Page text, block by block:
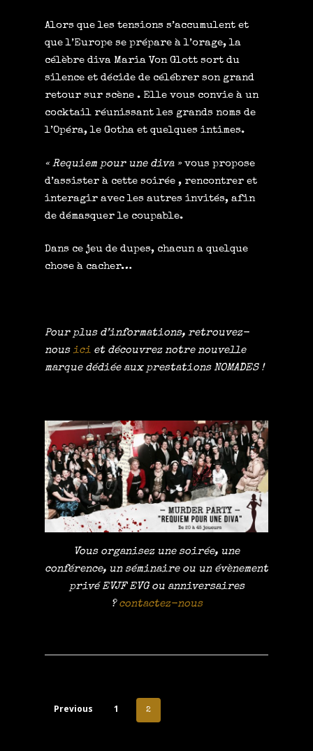
Alors que les tensions s’accumulent et
que l’Europe se prépare à l’orage, la
célèbre diva Maria Von Glott sort du
silence et décide de célébrer son grand
retour sur scène . Elle vous convie à un
cocktail réunissant les grands noms de
l’Opéra, le Gotha et quelques intimes.
« Requiem pour une diva »vous propose
d’assister à cette soirée , rencontrer et
interagir avec les autres invités, afin
de démasquer le coupable.
Dans ce jeu de dupes, chacun a quelque
chose à cacher…
Pour plus d’informations, retrouvez-
nous ici et découvrez notre nouvelle
marque dédiée aux prestations NOMADES !
Vous organisez une soirée, une
conférence, un séminaire ou un évènement
privé EVJF EVG ou anniversaires
? contactez-nous
Previous 1 2